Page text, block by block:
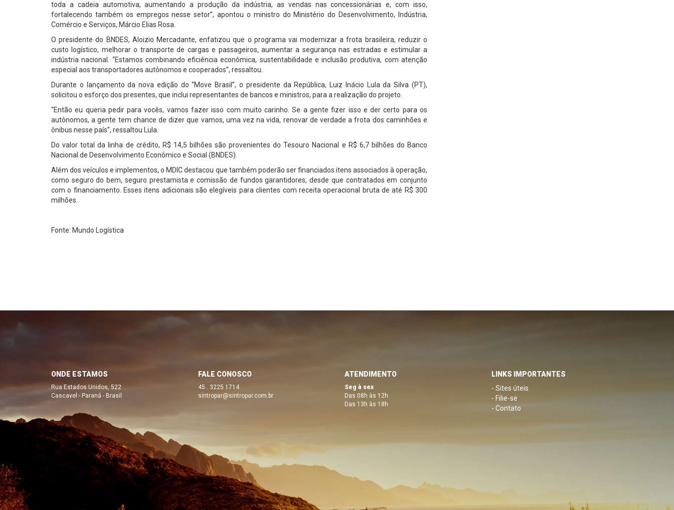
toda a cadeia automotiva, aumentando a produção da indústria, as vendas nas concessionárias e, com isso,
fortalecendo também os empregos nesse setor”, apontou o ministro do Ministério do Desenvolvimento, Indústria,
Comércio e Serviços, Márcio Elias Rosa.
O presidente do BNDES, Aloizio Mercadante, enfatizou que o programa vai modernizar a frota brasileira, reduzir o
custo logístico, melhorar o transporte de cargas e passageiros, aumentar a segurança nas estradas e estimular a
indústria nacional. “Estamos combinando eficiência econômica, sustentabilidade e inclusão produtiva, com atenção
especial aos transportadores autônomos e cooperados”, ressaltou.
Durante o lançamento da nova edição do “Move Brasil”, o presidente da República, Luiz Inácio Lula da Silva (PT),
solicitou o esforço dos presentes, que inclui representantes de bancos e ministros, para a realização do projeto.
“Então eu queria pedir para vocês, vamos fazer isso com muito carinho. Se a gente fizer isso e der certo para os
autônomos, a gente tem chance de dizer que vamos, uma vez na vida, renovar de verdade a frota dos caminhões e
ônibus nesse país”, ressaltou Lula.
Do valor total da linha de crédito, R$ 14,5 bilhões são provenientes do Tesouro Nacional e R$ 6,7 bilhões do Banco
Nacional de Desenvolvimento Econômico e Social (BNDES).
Além dos veículos e implementos, o MDIC destacou que também poderão ser financiados itens associados à operação,
como seguro do bem, seguro prestamista e comissão de fundos garantidores, desde que contratados em conjunto
com o financiamento. Esses itens adicionais são elegíveis para clientes com receita operacional bruta de até R$ 300
milhões.
Fonte: Mundo Logística
ONDE ESTAMOS
Rua Estados Unidos, 522
Cascavel - Paraná - Brasil
FALE CONOSCO
45 . 3225 1714
sintropar@sintropar.com.br
ATENDIMENTO
Seg à sex
Das 08h às 12h
Das 13h às 18h
LINKS IMPORTANTES
- Sites úteis
- Filie-se
- Contato